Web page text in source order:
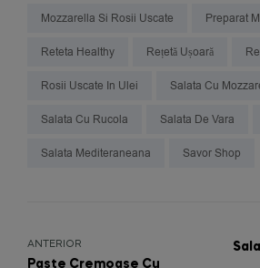
Mozzarella Si Rosii Uscate Preparat
Reteta Healthy Rețetă Ușoară
Rosii Uscate In Ulei Salata Cu
Salata Cu Rucola Salata De Vara
Salata Mediteraneana Savor Shop
ANTERIOR
Paste Cremoase Cu